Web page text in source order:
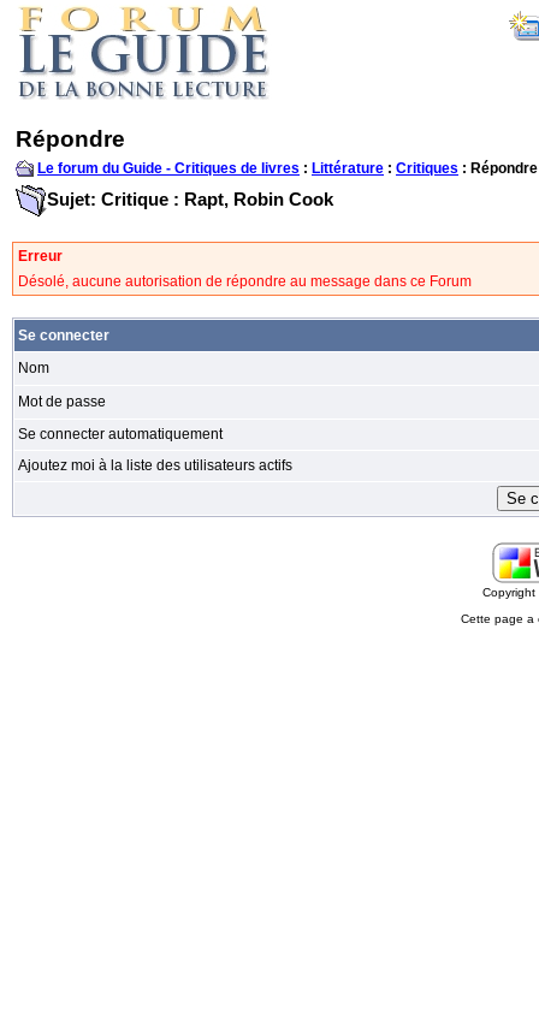
Répondre
Le forum du Guide - Critiques de livres : Littérature : Critiques : Répondre
Sujet: Critique : Rapt, Robin Cook
Erreur
Désolé, aucune autorisation de répondre au message dans ce Forum
Se connecter
Nom
Mot de passe
Se connecter automatiquement
Ajoutez moi à la liste des utilisateurs actifs
Cette page a